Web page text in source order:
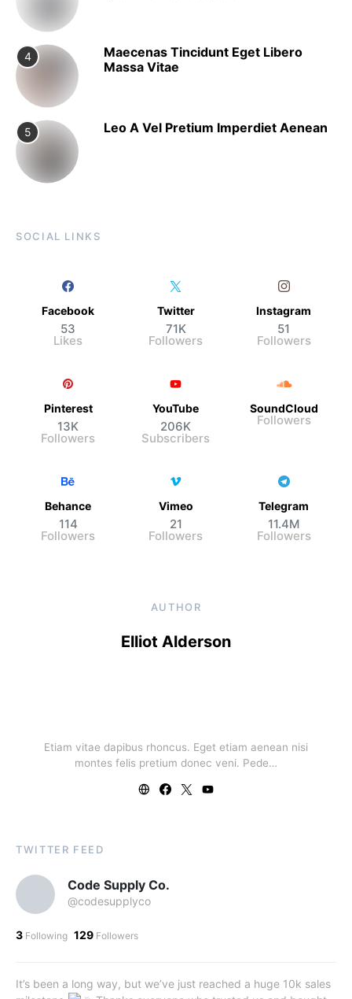
4
Maecenas Tincidunt Eget Libero
Massa Vitae
5 Leo A Vel Pretium Imperdiet Aenean
SOCIAL LINKS
Facebook
53
Likes
Twitter
71K
Followers
Instagram
51
Followers
Pinterest
13K
Followers
YouTube
206K
Subscribers
SoundCloud
Followers
Behance
114
Followers
Vimeo
21
Followers
Telegram
11.4M
Followers
AUTHOR
Elliot Alderson
@codesupplyco
3 Following 129Followers
It’s been a long way, but we’ve just reached a huge 10k sales
over a year ago